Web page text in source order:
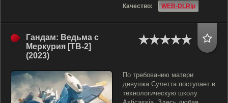
Качество:
WEB-DLRip
Гандам: Ведьма с
Меркурия [ТВ-2]
(2023)
По требованию матери
девушка Сулетта поступает в
технологическую школу